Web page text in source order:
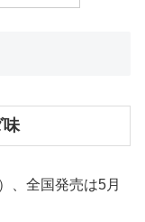
味
、全国発売は5月